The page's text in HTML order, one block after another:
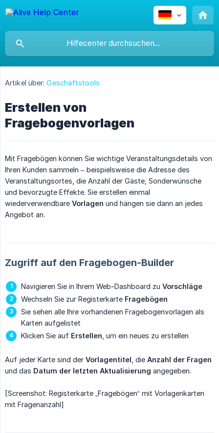
Artikel über: Geschäftstools
Erstellen von
Fragebogenvorlagen
Mit Fragebögen können Sie wichtige Veranstaltungsdetails von
Ihren Kunden sammeln – beispielsweise die Adresse des
Veranstaltungsortes, die Anzahl der Gäste, Sonderwünsche
und bevorzugte Effekte. Sie erstellen einmal
wiederverwendbare Vorlagen und hängen sie dann an jedes
Angebot an.
Zugriff auf den Fragebogen-Builder
Navigieren Sie in Ihrem Web-Dashboard zu Vorschläge
Wechseln Sie zur Registerkarte Fragebögen
Sie sehen alle Ihre vorhandenen Fragebogenvorlagen als
Karten aufgelistet
Klicken Sie auf Erstellen , um ein neues zu erstellen
Auf jeder Karte sind der Vorlagentitel , die Anzahl der Fragen
und das Datum der letzten Aktualisierung angegeben.
[Screenshot: Registerkarte „Fragebögen“ mit Vorlagenkarten
mit Fragenanzahl]